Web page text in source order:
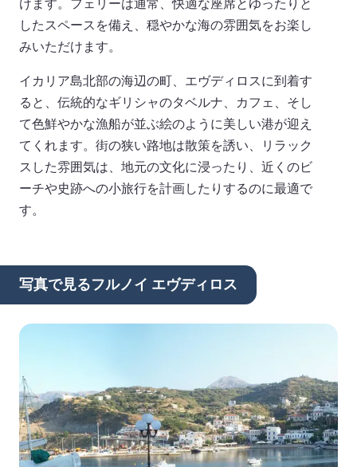
したスペースを備え、穏やかな海の雰囲気をお楽し
みいただけます。
イカリア島北部の海辺の町、エヴディロスに到着す
ると、伝統的なギリシャのタベルナ、カフェ、そし
て色鮮やかな漁船が並ぶ絵のように美しい港が迎え
てくれます。街の狭い路地は散策を誘い、リラック
スした雰囲気は、地元の文化に浸ったり、近くのビ
ーチや史跡への小旅行を計画したりするのに最適で
す。
写真で見るフルノイ エヴディロス